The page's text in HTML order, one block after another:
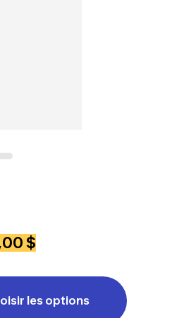
$
les options